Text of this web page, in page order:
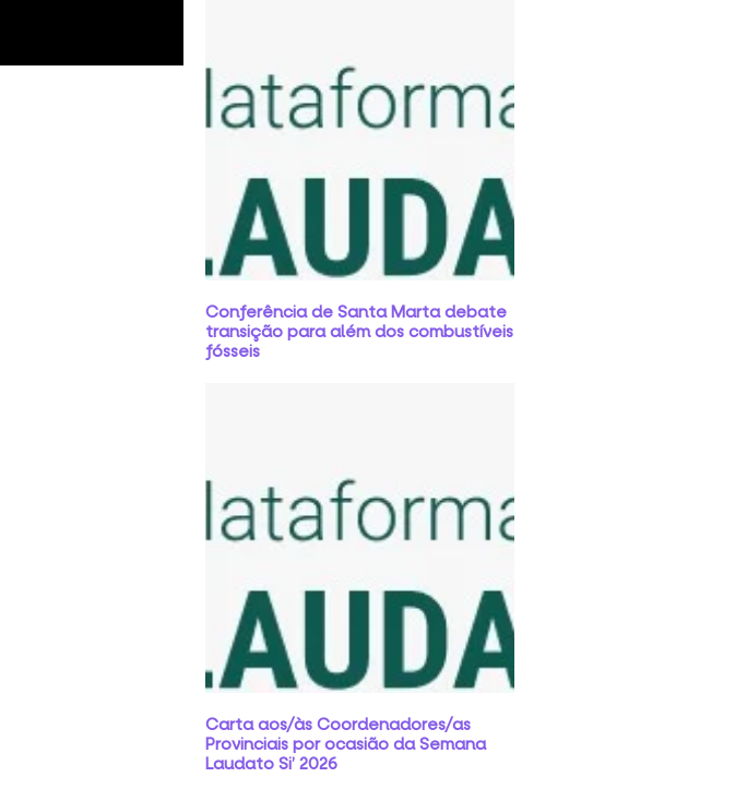
Conferência de Santa Marta debate
transição para além dos combustíveis
fósseis
Carta aos/às Coordenadores/as
Provinciais por ocasião da Semana
Laudato Si’ 2026